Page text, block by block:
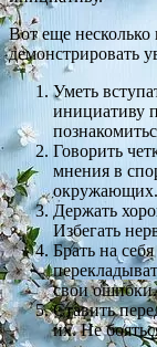
Вот еще
демонстрировать
Уметь
инициативу
Говорить
мнения в
окружающих.
Держать
Избегать
Брать на
свои ошибки.
Ставить
их. Не